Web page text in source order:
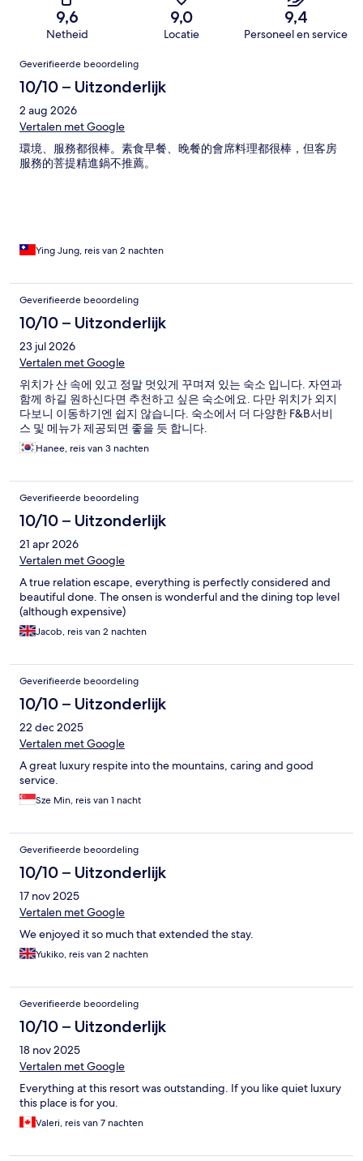
9,6
Netheid
9,0
Locatie
9,4
Personeel en service
Beoordelingen
Geverifieerde beoordeling
10/10 – Uitzonderlijk
2 aug 2026
Vertalen met Google
環境、服務都很棒。素食早餐、晚餐的會席料理都很棒，但客房
服務的菩提精進鍋不推薦。
Ying Jung, reis van 2 nachten
Geverifieerde beoordeling
10/10 – Uitzonderlijk
23 jul 2026
Vertalen met Google
위치가 산 속에 있고 정말 멋있게 꾸며져 있는 숙소 입니다. 자연과
함께 하길 원하신다면 추천하고 싶은 숙소에요. 다만 위치가 외지
다보니 이동하기엔 쉽지 않습니다. 숙소에서 더 다양한 F&B서비
스 및 메뉴가 제공되면 좋을 듯 합니다.
Hanee, reis van 3 nachten
Geverifieerde beoordeling
10/10 – Uitzonderlijk
21 apr 2026
Vertalen met Google
A true relation escape, everything is perfectly considered and
beautiful done. The onsen is wonderful and the dining top level
(although expensive)
Jacob, reis van 2 nachten
Geverifieerde beoordeling
10/10 – Uitzonderlijk
22 dec 2025
Vertalen met Google
A great luxury respite into the mountains, caring and good
service.
Sze Min, reis van 1 nacht
Geverifieerde beoordeling
10/10 – Uitzonderlijk
17 nov 2025
Vertalen met Google
We enjoyed it so much that extended the stay.
Yukiko, reis van 2 nachten
Geverifieerde beoordeling
10/10 – Uitzonderlijk
18 nov 2025
Vertalen met Google
Everything at this resort was outstanding. If you like quiet luxury
this place is for you.
Valeri, reis van 7 nachten